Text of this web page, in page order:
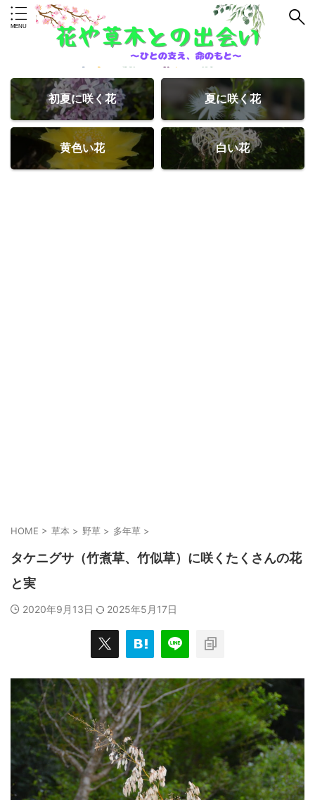
初夏に咲く花 夏に咲く花
黄色い花 白い花
HOME > 草本 > 野草 > 多年草 >
タケニグサ（竹煮草、竹似草）に咲くたくさんの花
と実
2020年9月13日 2025年5月17日